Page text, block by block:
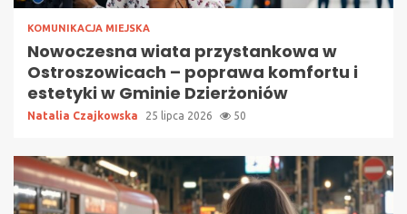
KOMUNIKACJA MIEJSKA
Nowoczesna wiata przystankowa w
Ostroszowicach – poprawa komfortu i
estetyki w Gminie Dzierżoniów
Natalia Czajkowska 25 lipca 2026 50